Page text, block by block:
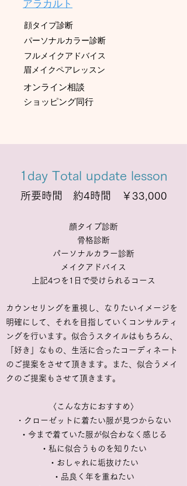
アラカルト
顔タイプ診断
パーソナルカラー診断
​フルメイクアドバイス
眉メイクペアレッスン ​
オンライン相談
​ショッピング同行
1day Total update lesson
所要時間 約4時間 ￥33,000
顔タイプ診断
骨格診断
パーソナルカラー診断
メイクアドバイス
​上記4つを1日で受けられるコース
カウンセリングを重視し、なりたいイメージを
明確にして、それを目指していくコンサルティ
ングを行います。似合うスタイルはもちろん、
「好き」なもの、生活に合ったコーディネート
のご提案をさせて頂きます。また、似合うメイ
クのご提案もさせて頂きます。
〈こんな方におすすめ〉
・ クローゼットに着たい服が見つからない
・今まで着ていた服が似合わなく感じる
・私に似合うものを知りたい
​・おしゃれに垢抜けたい
・品良く年を重ねたい